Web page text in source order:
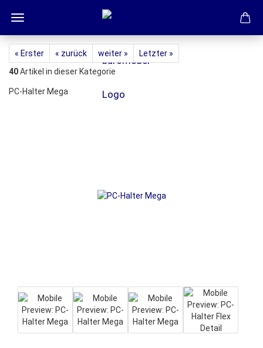
« Erster « zurück weiter »
Letzter »
40Artikel in dieser Kategorie
PC-Halter Mega